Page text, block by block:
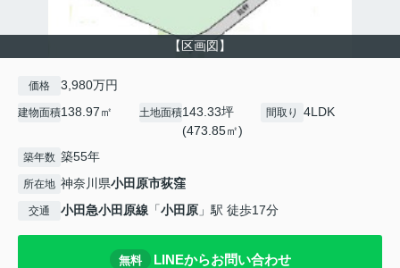
【区画図】
価格 3,980万円
建物面積138.97㎡ 土地面積143.33坪
(473.85㎡)
間取り 4LDK
築年数 築55年
所在地 神奈川県小田原市荻窪
交通 小田急小田原線 「小田原 」駅 徒歩17分
無料 LINEからお問い合わせ